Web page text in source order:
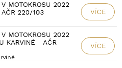
MOTOKROSU 2022
220/103
VÍCE
MOTOKROSU 2022
KARVINÉ - AČR
VÍCE